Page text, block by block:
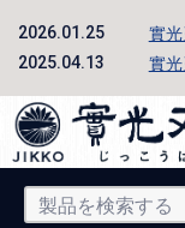
2026.01.25 實
2025.04.13 實